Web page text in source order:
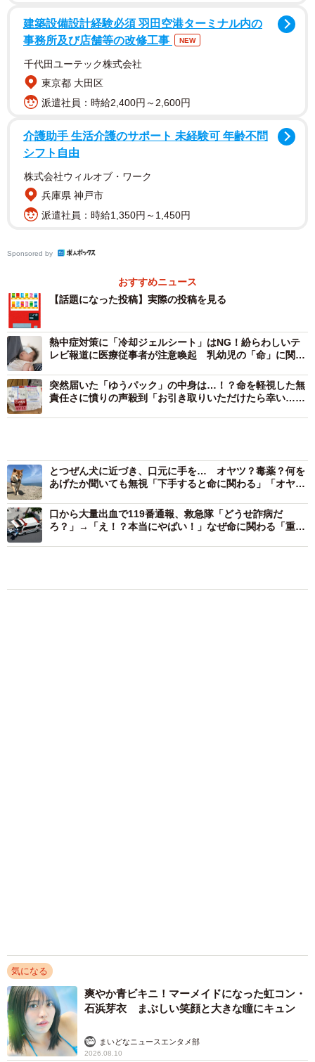
建築設備設計経験必須 羽田空港ターミナル内の
事務所及び店舗等の改修工事
NEW
千代田ユーテック株式会社
東京都 大田区
派遣社員：時給2,400円～2,600円
介護助手 生活介護のサポート 未経験可 年齢不問
シフト自由
株式会社ウィルオブ・ワーク
兵庫県 神戸市
派遣社員：時給1,350円～1,450円
Sponsored by
おすすめニュース
【話題になった投稿】実際の投稿を見る
熱中症対策に「冷却ジェルシート」はNG！紛らわしいテ
レビ報道に医療従事者が注意喚起 乳幼児の「命」に関わ
突然届いた「ゆうパック」の中身は…！？命を軽視した無
責任さに憤りの声殺到「お引き取りいただけたら幸い…じ
とつぜん犬に近づき、口元に手を… オヤツ？毒薬？何を
あげたか聞いても無視「下手すると命に関わる」「オヤツ
口から大量出血で119番通報、救急隊「どうせ詐病だ
ろ？」→「え！？本当にやばい！」なぜ命に関わる「重篤
気になる
爽やか青ビキニ！マーメイドになった虹コン・
石浜芽衣 まぶしい笑顔と大きな瞳にキュン
まいどなニュースエンタメ部
2026.08.10